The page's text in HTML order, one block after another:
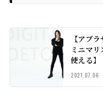
【アブ
ミニマ
使える】
2021.07.06